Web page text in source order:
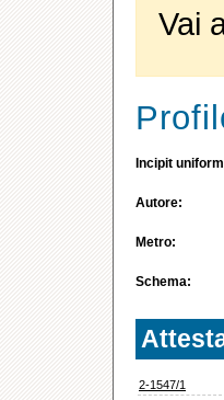
Vai
Incipit
Autore:
Metro:
Schema:
2-1547/1